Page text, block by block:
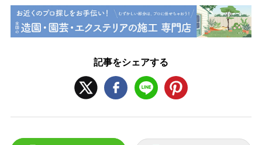
記事をシェアする